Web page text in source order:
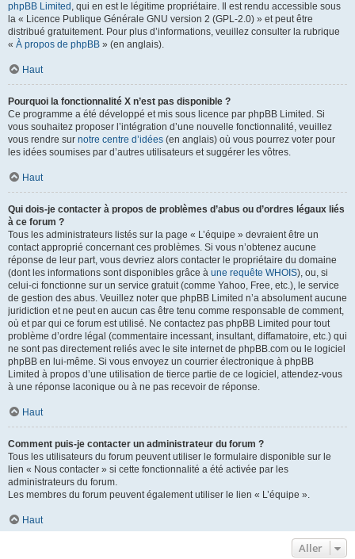
phpBB Limited , qui en est le légitime propriétaire. Il est rendu accessible sous
la « Licence Publique Générale GNU version 2 (GPL-2.0) » et peut être
distribué gratuitement. Pour plus d’informations, veuillez consulter la rubrique
« À propos de phpBB » (en anglais).
Haut
Pourquoi la fonctionnalité X n’est pas disponible ?
Ce programme a été développé et mis sous licence par phpBB Limited. Si
vous souhaitez proposer l’intégration d’une nouvelle fonctionnalité, veuillez
vous rendre sur notre centre d’idées (en anglais) où vous pourrez voter pour
les idées soumises par d’autres utilisateurs et suggérer les vôtres.
Haut
Qui dois-je contacter à propos de problèmes d’abus ou d’ordres légaux liés
à ce forum ?
Tous les administrateurs listés sur la page « L’équipe » devraient être un
contact approprié concernant ces problèmes. Si vous n’obtenez aucune
réponse de leur part, vous devriez alors contacter le propriétaire du domaine
(dont les informations sont disponibles grâce à une requête WHOIS), ou, si
celui-ci fonctionne sur un service gratuit (comme Yahoo, Free, etc.), le service
de gestion des abus. Veuillez noter que phpBB Limited n’a absolument aucune
juridiction et ne peut en aucun cas être tenu comme responsable de comment,
où et par qui ce forum est utilisé. Ne contactez pas phpBB Limited pour tout
problème d’ordre légal (commentaire incessant, insultant, diffamatoire, etc.) qui
ne sont pas directement reliés avec le site internet de phpBB.com ou le logiciel
phpBB en lui-même. Si vous envoyez un courrier électronique à phpBB
Limited à propos d’une utilisation de tierce partie de ce logiciel, attendez-vous
à une réponse laconique ou à ne pas recevoir de réponse.
Haut
Comment puis-je contacter un administrateur du forum ?
Tous les utilisateurs du forum peuvent utiliser le formulaire disponible sur le
lien « Nous contacter » si cette fonctionnalité a été activée par les
administrateurs du forum.
Les membres du forum peuvent également utiliser le lien « L’équipe ».
Haut
Aller